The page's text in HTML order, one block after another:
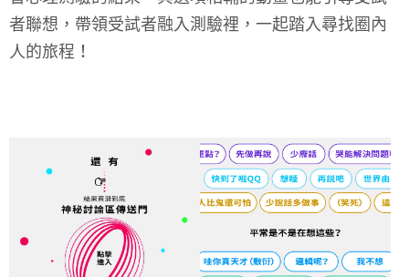
者聯想，帶領受試者融入測驗裡，一起踏入尋找圈內
人的旅程！